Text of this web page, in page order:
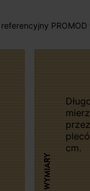
WYMIARY
Długość
cm.